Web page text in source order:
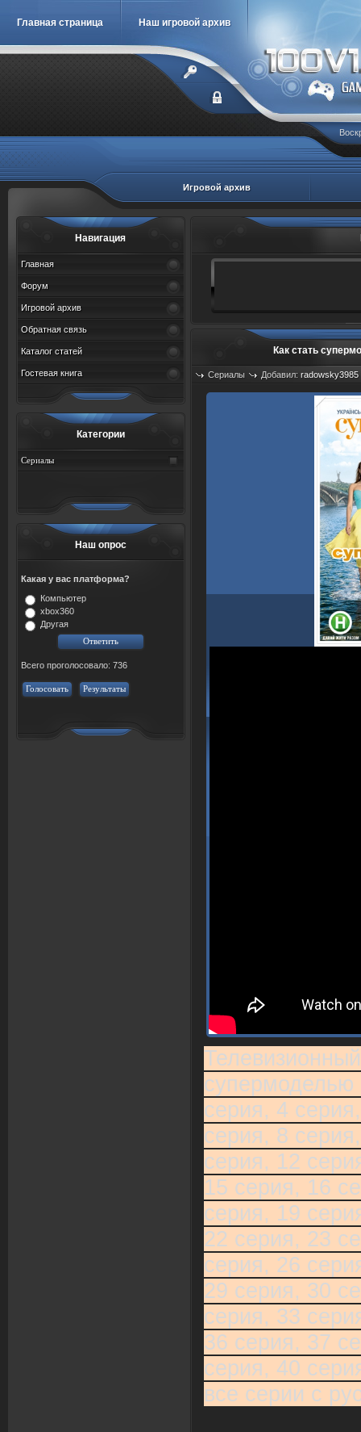
Главная страница Наш игровой архив
Игровой архив
Навигация
Главная
Форум
Игровой архив
Обратная связь
Каталог статей
Гостевая книга
Категории
Сериалы
Наш опрос
Какая у вас платформа?
Компьютер
xbox360
Другая
Всего проголосовало: 736
Голосовать Результаты
Как стать
Сериалы Добавил: radowsky3985
Просмотров: 462
супермоделью
серия, 4
серия, 8
серия, 12
15 серия, 16
серия, 19
22 серия, 23
серия, 26
29 серия, 30
серия, 33
36 серия, 37
серия, 40
все серии с